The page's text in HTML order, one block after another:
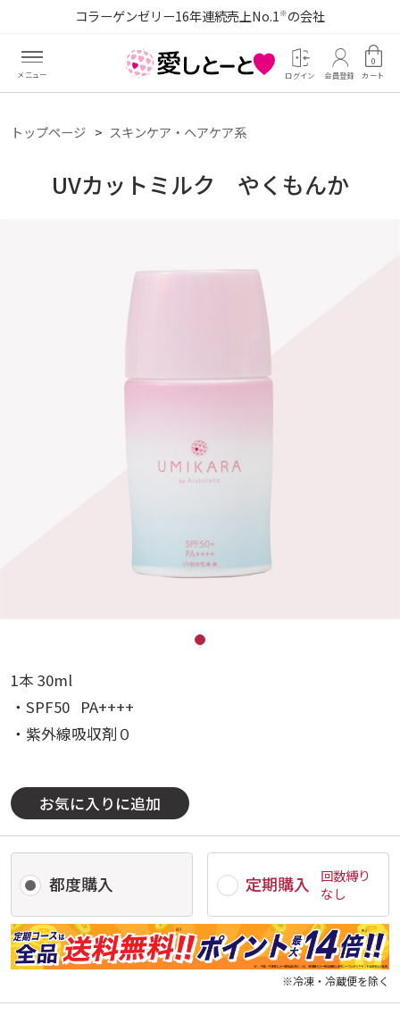
コラーゲンゼリー16年連続売上No.1 ※の会社
ログイン 会員登録 カート
0
トップページ スキンケア・ヘアケア系
UVカットミルク やくもんか
1本 30ml
・SPF50 PA++++
・紫外線吸収剤０
お気に入りに追加
都度購入 定期購入
回数縛り
なし
※冷凍・冷蔵便を除く